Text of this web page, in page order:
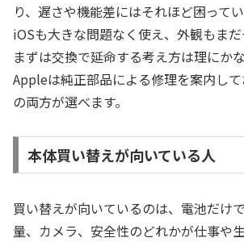
り、遅さや機能差にはそれほど困って
iOSも大きな問題なく使え、外観もまだ
まずは交換で延命する考え方は理にかな
Appleは純正部品による修理を案内し
の両方が選べます。
本体買い替えが向いている人
買い替えが向いているのは、電池だけ
量、カメラ、安全性のどれかが仕事や